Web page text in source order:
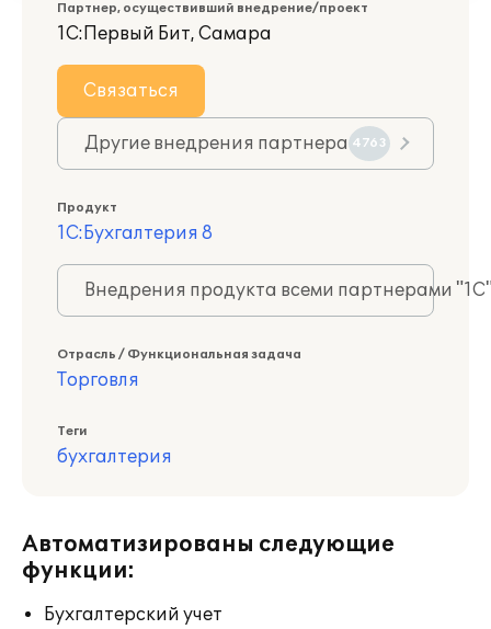
Партнер, осуществивший внедрение/проект
1С:Первый Бит, Самара
Связаться
Другие внедрения партнера 4763
Продукт
1С:Бухгалтерия 8
Внедрения продукта всеми партнерами
Отрасль / Функциональная задача
Торговля
Теги
бухгалтерия
Автоматизированы следующие
функции:
Бухгалтерский учет